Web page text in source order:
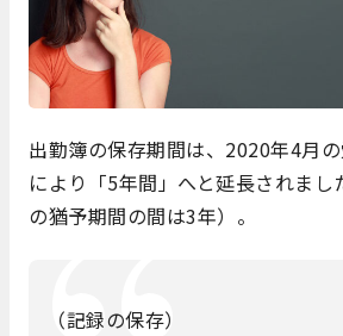
出勤簿の保存期間は、2020年4月
により「5年間」へと延長されまし
の猶予期間の間は3年）。
（記録の保存）